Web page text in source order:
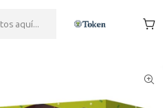
Guacamole